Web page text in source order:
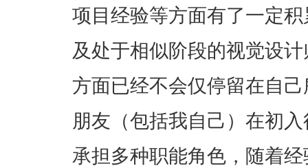
项目经验等方面有了一定
及处于相似阶段的视觉设
方面已经不会仅停留在自
朋友（包括我自己）在初
承担多种职能角色，随着